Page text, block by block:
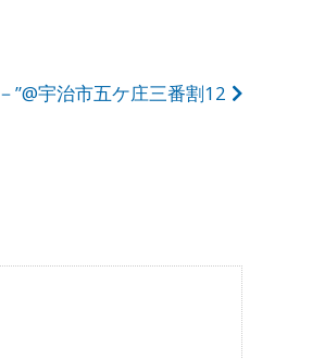
”@宇治市五ケ庄三番割12